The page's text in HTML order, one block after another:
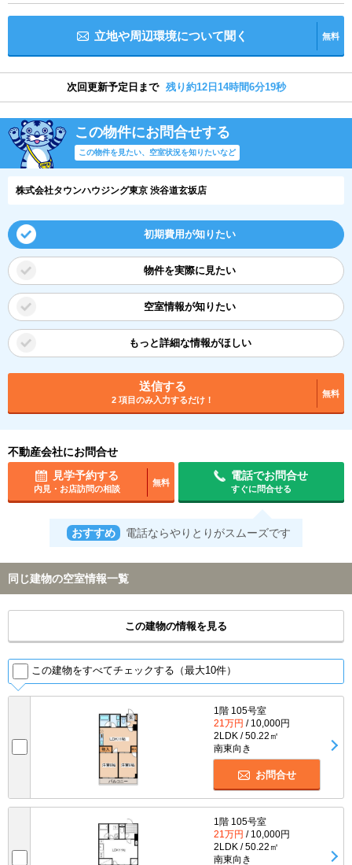
立地や周辺環境について聞く 無料
次回更新予定日まで 残り約12日14時間6分18秒
この物件にお問合せする
この物件を見たい、空室状況を知りたいなど
株式会社タウンハウジング東京 渋谷道玄坂店
初期費用が知りたい
物件を実際に見たい
空室情報が知りたい
もっと詳細な情報がほしい
送信する
2 項目のみ入力するだけ！
無料
不動産会社にお問合せ
見学予約する
内見・お店訪問の相談
無料
電話でお問合せ
すぐに問合せる
おすすめ 電話ならやりとりがスムーズです
同じ建物の空室情報一覧
この建物の情報を見る
この建物をすべてチェックする（最大10件）
1階 105号室
21万円 / 10,000円
2LDK / 50.22㎡
南東向き
お問合せ
1階 105号室
21万円 / 10,000円
2LDK / 50.22㎡
南東向き